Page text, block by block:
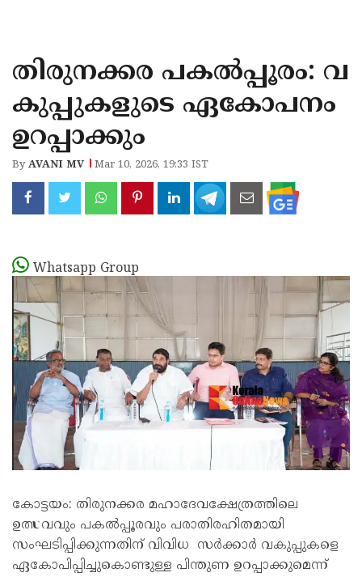
KANNUR
KASARAGOD
തിരുനക്കര പകൽപ്പൂരം: വ
കുപ്പുകളുടെ ഏകോപനം
ഉറപ്പാക്കും
ByAVANI MV Mar 10, 2026, 19:33 IST
Whatsapp Group
കോട്ടയം: തിരുനക്കര മഹാദേവക്ഷേത്രത്തിലെ
ഉത്സവവും പകൽപ്പൂരവും പരാതിരഹിതമായി
സംഘടിപ്പിക്കുന്നതിന് വിവിധ സർക്കാർ വകുപ്പുകളെ
ഏകോപിപ്പിച്ചുകൊണ്ടുള്ള പിന്തുണ ഉറപ്പാക്കുമെന്ന്